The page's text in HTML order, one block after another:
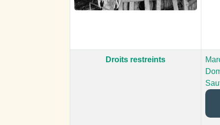
Droits restreints